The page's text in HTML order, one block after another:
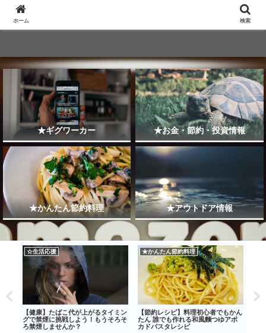
★ギグワーカー ★お金・節約・投資情報
★かんたん節約料理 ★アウトドア情報
☆生活応援
【健康】たばこ代が上がるタイミン
グで禁煙に挑戦しよう！もうそろそ
ろ禁煙しませんか？
★かんたん節約料理
【節約レシピ】料理初心者でもかん
たん 誰でも作れる和風麵つゆアボ
カドパスタレシピ
ホーム 検索